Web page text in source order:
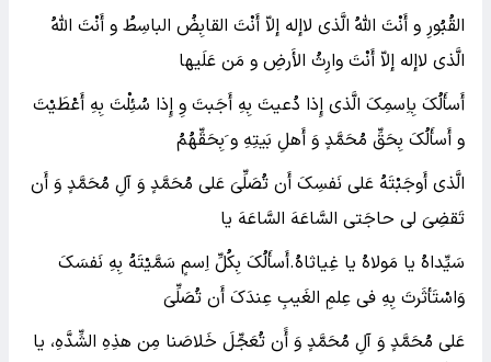
القُبُورِ و أَنْتَ اللهُ الَّذی لاإله إلاّ أَنْتَ القابِضُ الباسِطُ و أَنْتَ اللهُ
الَّذی لاإله إلاّ أَنْتَ وارِثُ الأَرضِ و مَن عَلَیها
أَسأَلُکَ بِاِسمِکَ الَّذی إِذا دُعیتَ بِهِ أَجَبتَ وِ إِذا سُئِلْتَ بِهِ أَعْطَیْتَ
و أَسأَلُکَ بِحَقِّ مُحَمَّدٍ وَ أَهلِ بَیتِهِ و َبِحَقِّهُمُ
الَّذی أَوجَبْتَهُ عَلی نَفسِکَ أَن تُصَلِّیَ عَلی مُحَمَّدٍ وَ آلِ مُحَمَّدٍ وَ أَن
تَقضِیَ لی حاجَتی السَّاعَهَ السَّاعَهَ یا
سَیِّداهُ یا مَولاهُ یا غِیاثاهُ.أَسأَلُکَ بِکُلِّ اِسمٍ سَمَّیْتَهُ بِهِ نَفسَکَ
وَاسْتَأثَرتَ بِهِ فی عِلمِ الغَیبِ عِندَکَ أَن تُصَلِّیَ
عَلی مُحَمَّدٍ وَ آلِ مُحَمَّدٍ وَ أََن تُعَجِّلَ خَلاصَنا مِن هذِهِ الشِّدَّهِ، یا